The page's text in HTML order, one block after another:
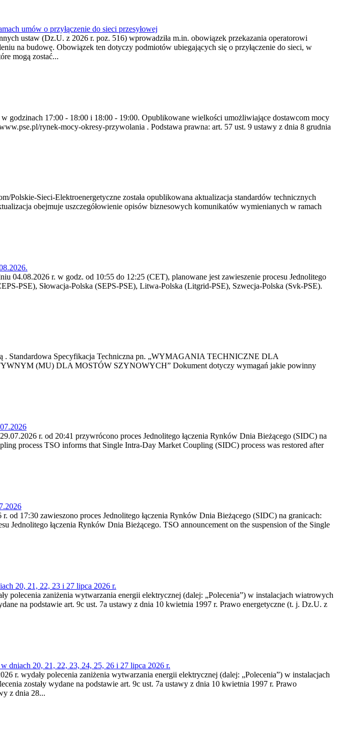
umów o przyłączenie do sieci przesyłowej
ustaw (Dz.U. z 2026 r. poz. 516) wprowadziła m.in. obowiązek przekazania operatorowi
na budowę. Obowiązek ten dotyczy podmiotów ubiegających się o przyłączenie do sieci, w
mogą zostać...
godzinach 17:00 - 18:00 i 18:00 - 19:00. Opublikowane wielkości umożliwiające dostawcom mocy
rynek-mocy-okresy-przywolania . Podstawa prawna: art. 57 ust. 9 ustawy z dnia 8 grudnia
Polskie-Sieci-Elektroenergetyczne została opublikowana aktualizacja standardów technicznych
obejmuje uszczegółowienie opisów biznesowych komunikatów wymienianych w ramach
04.08.2026 r. w godz. od 10:55 do 12:25 (CET), planowane jest zawieszenie procesu Jednolitego
PSE), Słowacja-Polska (SEPS-PSE), Litwa-Polska (Litgrid-PSE), Szwecja-Polska (Svk-PSE).
. Standardowa Specyfikacja Techniczna pn. „WYMAGANIA TECHNICZNE DLA
(MU) DLA MOSTÓW SZYNOWYCH” Dokument dotyczy wymagań jakie powinny
r. od 20:41 przywrócono proces Jednolitego łączenia Rynków Dnia Bieżącego (SIDC) na
process TSO informs that Single Intra-Day Market Coupling (SIDC) process was restored after
17:30 zawieszono proces Jednolitego łączenia Rynków Dnia Bieżącego (SIDC) na granicach:
łączenia Rynków Dnia Bieżącego. TSO announcement on the suspension of the Single
20, 21, 22, 23 i 27 lipca 2026 r.
polecenia zaniżenia wytwarzania energii elektrycznej (dalej: „Polecenia”) w instalacjach wiatrowych
na podstawie art. 9c ust. 7a ustawy z dnia 10 kwietnia 1997 r. Prawo energetyczne (t. j. Dz.U. z
dniach 20, 21, 22, 23, 24, 25, 26 i 27 lipca 2026 r.
r. wydały polecenia zaniżenia wytwarzania energii elektrycznej (dalej: „Polecenia”) w instalacjach
zostały wydane na podstawie art. 9c ust. 7a ustawy z dnia 10 kwietnia 1997 r. Prawo
z dnia 28...